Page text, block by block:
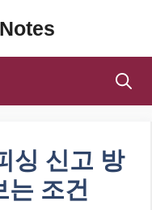
싱 신고 방
는 조건